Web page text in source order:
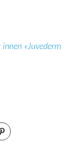
«Juvederm